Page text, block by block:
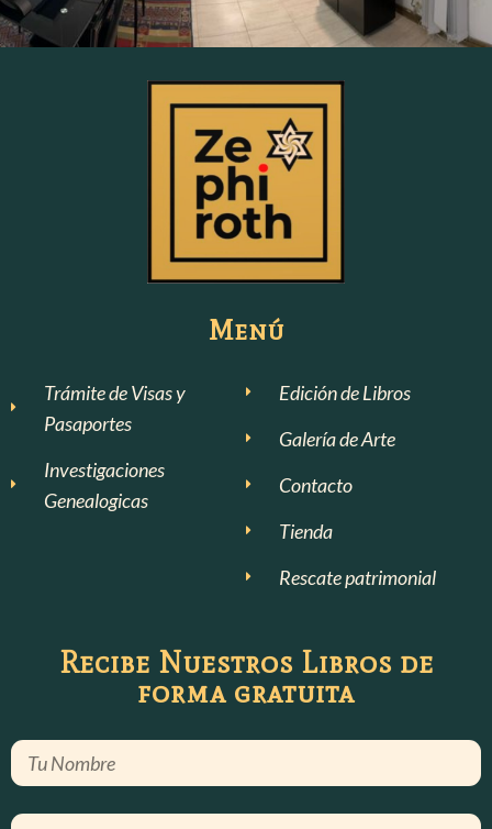
Menú
Trámite de Visas y
Pasaportes
Investigaciones
Genealogicas
Edición de Libros
Galería de Arte
Contacto
Tienda
Rescate patrimonial
Recibe Nuestros Libros de
forma gratuita